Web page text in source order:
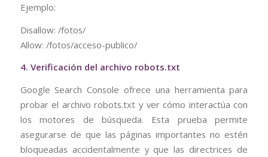
Ejemplo:
Disallow: /fotos/
Allow: /fotos/acceso-publico/
4. Verificación del archivo robots.txt
Google Search Console ofrece una herramienta para
probar el archivo robots.txt y ver cómo interactúa con
los motores de búsqueda. Esta prueba permite
asegurarse de que las páginas importantes no estén
bloqueadas accidentalmente y que las directrices de